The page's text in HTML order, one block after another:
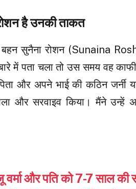
है उनकी ताकत
सुनैना रोशन (Sunaina
में पता चला तो उस समय वह
और अपने भाई की कठिन जर्नी
और सरवाइव किया। मैंने उन्हें
वर्मा और पति को 7-7 साल